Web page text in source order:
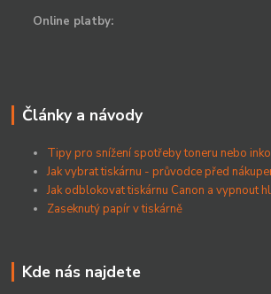
Online platby:
Články a návody
Tipy pro snížení spotřeby toneru nebo
Jak vybrat tiskárnu - průvodce před
Jak odblokovat tiskárnu Canon a vypnout
Zaseknutý papír v tiskárně
Kde nás najdete